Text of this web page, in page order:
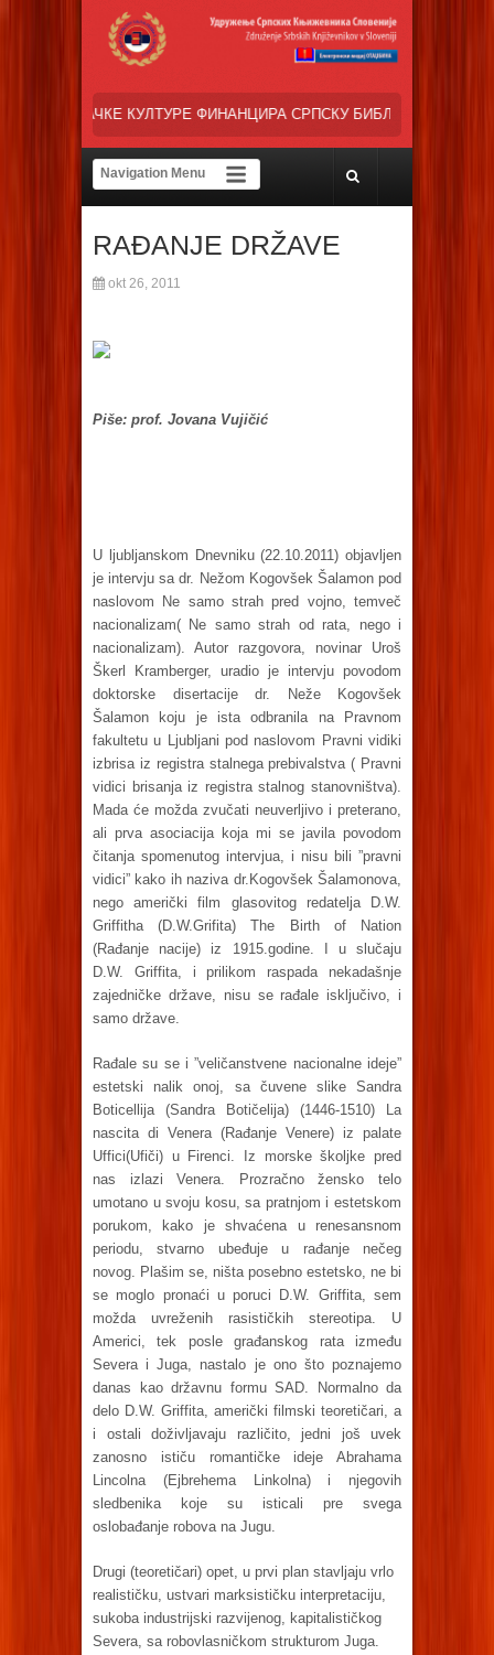
„ВУК КАРАДЖИЋ“ У ЉУБЉАНИ, КАО ОСНОВУ
RAĐANJE DRŽAVE
okt 26, 2011
Piše: prof. Jovana Vujičić
U ljubljanskom Dnevniku (22.10.2011) objavljen
je intervju sa dr. Nežom Kogovšek Šalamon pod
naslovom Ne samo strah pred vojno, temveč
nacionalizam( Ne samo strah od rata, nego i
nacionalizam). Autor razgovora, novinar Uroš
Škerl Kramberger, uradio je intervju povodom
doktorske disertacije dr. Neže Kogovšek
Šalamon koju je ista odbranila na Pravnom
fakultetu u Ljubljani pod naslovom Pravni vidiki
izbrisa iz registra stalnega prebivalstva ( Pravni
vidici brisanja iz registra stalnog stanovništva).
Mada će možda zvučati neuverljivo i preterano,
ali prva asociacija koja mi se javila povodom
čitanja spomenutog intervjua, i nisu bili ”pravni
vidici” kako ih naziva dr.Kogovšek Šalamonova,
nego američki film glasovitog redatelja D.W.
Griffitha (D.W.Grifita) The Birth of Nation
(Rađanje nacije) iz 1915.godine. I u slučaju
D.W. Griffita, i prilikom raspada nekadašnje
zajedničke države, nisu se rađale isključivo, i
samo države.
Rađale su se i ”veličanstvene nacionalne ideje”
estetski nalik onoj, sa čuvene slike Sandra
Boticellija (Sandra Botičelija) (1446-1510) La
nascita di Venera (Rađanje Venere) iz palate
Uffici(Ufiči) u Firenci. Iz morske školjke pred
nas izlazi Venera. Prozračno žensko telo
umotano u svoju kosu, sa pratnjom i estetskom
porukom, kako je shvaćena u renesansnom
periodu, stvarno ubeđuje u rađanje nečeg
novog. Plašim se, ništa posebno estetsko, ne bi
se moglo pronaći u poruci D.W. Griffita, sem
možda uvreženih rasističkih stereotipa. U
Americi, tek posle građanskog rata između
Severa i Juga, nastalo je ono što poznajemo
danas kao državnu formu SAD. Normalno da
delo D.W. Griffita, američki filmski teoretičari, a
i ostali doživljavaju različito, jedni još uvek
zanosno ističu romantičke ideje Abrahama
Lincolna (Ejbrehema Linkolna) i njegovih
sledbenika koje su isticali pre svega
oslobađanje robova na Jugu.
Drugi (teoretičari) opet, u prvi plan stavljaju vrlo
realističku, ustvari marksističku interpretaciju,
sukoba industrijski razvijenog, kapitalističkog
Severa, sa robovlasničkom strukturom Juga.